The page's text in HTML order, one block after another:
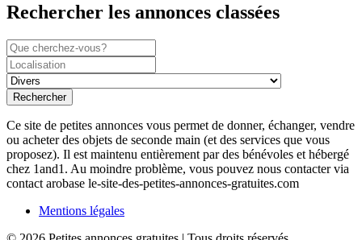
Rechercher les annonces classées
Rechercher
Ce site de petites annonces vous permet de donner, échanger, vendre
ou acheter des objets de seconde main (et des services que vous
proposez). Il est maintenu entièrement par des bénévoles et hébergé
chez 1and1. Au moindre problème, vous pouvez nous contacter via
contact arobase le-site-des-petites-annonces-gratuites.com
Mentions légales